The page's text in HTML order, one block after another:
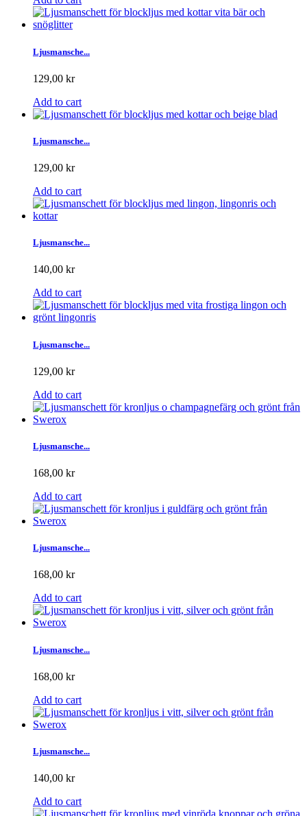
Ljusmansche...
129,00 kr
Add to cart
Ljusmansche...
129,00 kr
Add to cart
Ljusmansche...
140,00 kr
Add to cart
Ljusmansche...
129,00 kr
Add to cart
Ljusmansche...
168,00 kr
Add to cart
Ljusmansche...
168,00 kr
Add to cart
Ljusmansche...
168,00 kr
Add to cart
Ljusmansche...
140,00 kr
Add to cart